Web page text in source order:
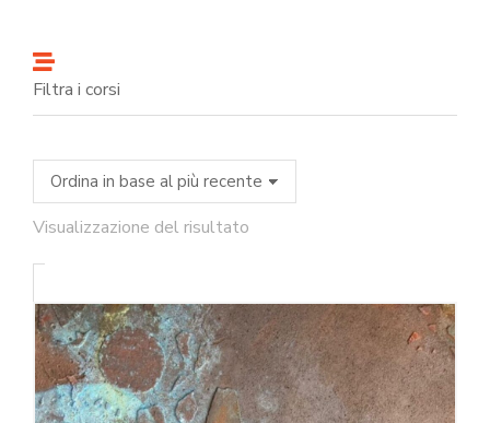
Filtra i corsi
Visualizzazione del risultato